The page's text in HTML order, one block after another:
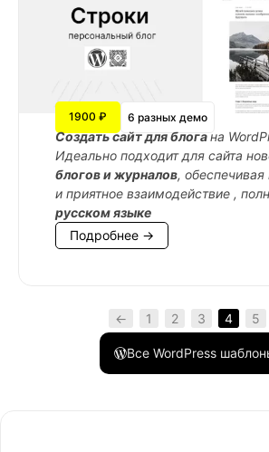
1900 ₽ 6 разных демо
Cоздать сайт для блогана
Идеально подходит для сайта
блогов и журналов,
и приятное взаимодействие ,
русском языке
Подробнее →
← 1 2 3 4 5
Все WordPress